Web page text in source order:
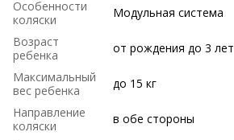
Особенности
коляски
Модульная система
Возраст
ребенка
от рождения до 3 лет
Максимальный
вес ребенка
до 15 кг
Направление
коляски
в обе стороны